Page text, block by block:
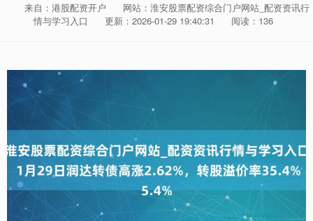
来自：港股配资开户
网站：淮安股票配资综合门户网站_配资资讯行
情与学习入口
更新：2026-01-29 19:40:31 阅读：136